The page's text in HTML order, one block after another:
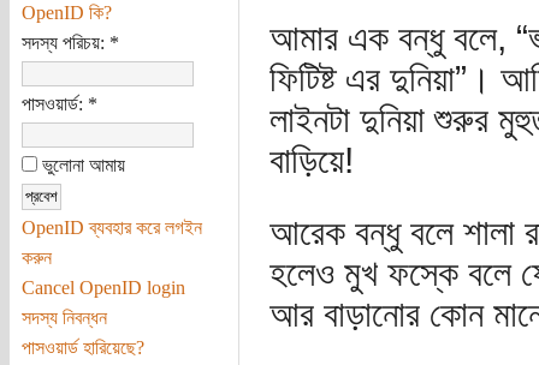
OpenID কি?
সদস্য পরিচয়: *
পাসওয়ার্ড: *
ভুলোনা আমায়
OpenID ব্যবহার করে লগইন
করুন
Cancel OpenID login
সদস্য নিবন্ধন
পাসওয়ার্ড হারিয়েছে?
আমার এক বন্ধু বলে,
ফিটিষ্ট এর দুনিয়া”।
লাইনটা দুনিয়া শুরুর
বাড়িয়ে!
আরেক বন্ধু বলে শালা
হলেও মুখ ফস্কে বলে
আর বাড়ানোর কোন